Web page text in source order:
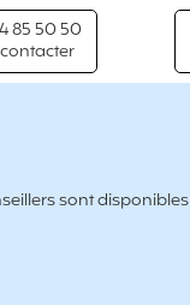
85 50 50
sont disponibles